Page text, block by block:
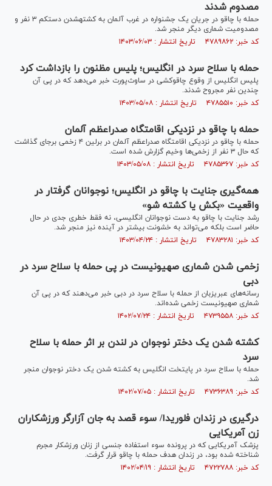
مصدوم شدند
حمله با چاقو در جریان یک جشنواره در غرب آلمان به کشته‎شدن دستکم ۳ نفر و
مصدومیت شماری دیگر منجر شد.
کد خبر: ۴۷۸۹۸۶۲ تاریخ انتشار : ۱۴۰۳/۰۶/۰۳
حمله با سلاح سرد در انگلیس؛ پلیس مظنون را بازداشت کرد
پلیس انگلیس از وقوع چاقوکشی در ساوث‌پورت خبر می‌دهد که در پی آن
چندین نفر مجروح شدند.
کد خبر: ۴۷۸۵۵۱۰ تاریخ انتشار : ۱۴۰۳/۰۵/۰۸
حمله با چاقو در نزدیکی اقامتگاه صدراعظم آلمان
حمله با چاقو در نزدیکی اقامتگاه صدراعظم آلمان در برلین ۴ زخمی برجای گذاشت
که حال ۳ نفر از زخمی‌ها وخیم گزارش شده است.
کد خبر: ۴۷۸۵۳۶۷ تاریخ انتشار : ۱۴۰۳/۰۵/۰۸
همه‌گیری جنایت‌ با چاقو در انگلیس؛ نوجوانان گرفتار در
واقعیت «بکش یا کشته شو»
رشد جنایت با چاقو به دست نوجوانان انگلیسی، نه فقط خطری جدی در حال
حاضر است بلکه می‌تواند به خشونت بیشتر در آینده نیز منجر شد.
کد خبر: ۴۷۸۳۲۸۱ تاریخ انتشار : ۱۴۰۳/۰۴/۲۴
زخمی شدن شماری صهیونیست در پی حمله با سلاح سرد در
دبی
رسانه‌های عبری‎زبان از حمله با سلاح سرد در دبی خبر می‌دهند که در پی آن
شماری صهیونیست زخمی شده‌اند.
کد خبر: ۴۷۳۹۵۵۸ تاریخ انتشار : ۱۴۰۲/۰۷/۲۴
کشته شدن یک دختر نوجوان در لندن بر اثر حمله با سلاح
سرد
حمله با سلاح سرد در پایتخت انگلیس به کشته شدن یک دختر نوجوان منجر
شد.
کد خبر: ۴۷۳۶۳۸۹ تاریخ انتشار : ۱۴۰۲/۰۷/۰۵
درگیری در زندان فلوریدا/ سوء قصد به جان آزارگر ورزشکاران
زن آمریکایی
پزشک آمریکایی که در پرونده سوء استفاده جنسی از زنان ورزشکار مجرم
شناخته شده بود، در زندان هدف حمله با چاقو قرار گرفت.
کد خبر: ۴۷۲۲۷۸۸ تاریخ انتشار : ۱۴۰۲/۰۴/۱۹